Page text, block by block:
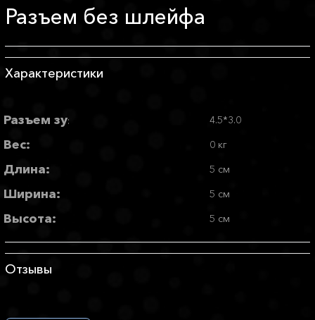
Разъем без шлейфа
Характеристики
Разъем зу: 4.5*3.0
Вес: 0 кг
Длина: 5 см
Ширина: 5 см
Высота: 5 см
Отзывы